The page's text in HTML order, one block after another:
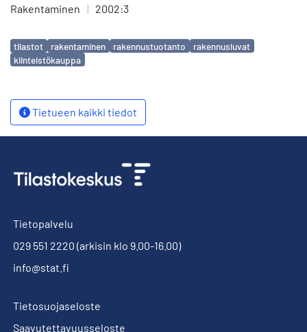
Rakentaminen | 2002:3
Avainsanat
tilastot rakentaminen rakennustuotanto
rakennusluvat
kiinteistökauppa
Tietueen kaikki tiedot
Tietopalvelu
029 551 2220 (arkisin klo 9.00-16.00)
info@stat.fi
Tietosuojaseloste
Saavutettavuusseloste